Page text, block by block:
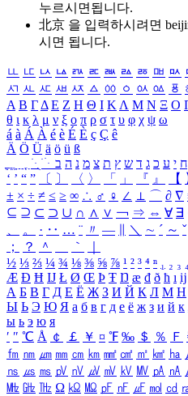
누르시면됩니다.
北京 을 입력하시려면
시면 됩니다.
ㅥ ㅦ ㅧ ㅨ ㅩ ㅪ ㅫ ㅬ ㅭ ㅮ ㅯ
ㅺ ㅻ ㅼ ㅽ ㅾ ㅿ ㆀ ㆁ ㆂ ㆃ ㆄ
Α Β ΓΔ Ε Ζ Η Θ Ι ΚΛ Μ Ν Ξ Ο
θ ι κ λ μ ν ξ ο π ρ σ τ υ φ χ ψ ω
á à Á À é è É È ç Ç ê
Ä Ö Ü ä ö ü ß
ִֶֹ ֻּ ׁׂ ח י ע כ ג ד ש ץ ת צ מ נ ה ב
‘ ’ “ ” 〔 〕 〈 〉 「 」 『 』 【
± × ÷ ≠ ≤ ≥ ∞ ∴ ♂ ♀ ∠ ⊥ ⌒ ∂ ∇
⊆ ⊇ ⊂ ⊃ ∪ ∩ ∧ ∨ ￢ ⇒ ⇔ ∀ ∃
、
。 · ‥ … ¨ 〃 ― ＼ ∼ ´ ～ ˇ
；
？ ＾ ｀
½ ⅓ ⅔ ¼ ¾ ⅛ ⅜ ⅝ ⅞ ¹ ² ³ ⁴ ⁿ ₁ ₂ ₃ ₄
Æ Ð Ħ Ĳ Ł Ø Œ Þ Ŧ Ŋ æ đ ð ħ ı ĳ
А Б В Г Д Е Ё Ж З И Й К Л М Н
Ы Ь Э Ю Я а б в г д е ё ж з и й к
ы ь э ю я
′ ″ ℃ Å ￠ ￡ ￥ ¤ ℉ ‰ ＄ ％ Ｆ
㎙ ㎚ ㎛ ㎜ ㎝ ㎞ ㎟ ㎠ ㎡ ㎢ ㏊
㎱ ㎲ ㎳ ㎴ ㎵ ㎶ ㎷ ㎸ ㎹ ㎀ ㎁
㎒ ㎓ ㎔ Ω ㏀ ㏁ ㎊ ㎋ ㎌ ㏖ ㏅